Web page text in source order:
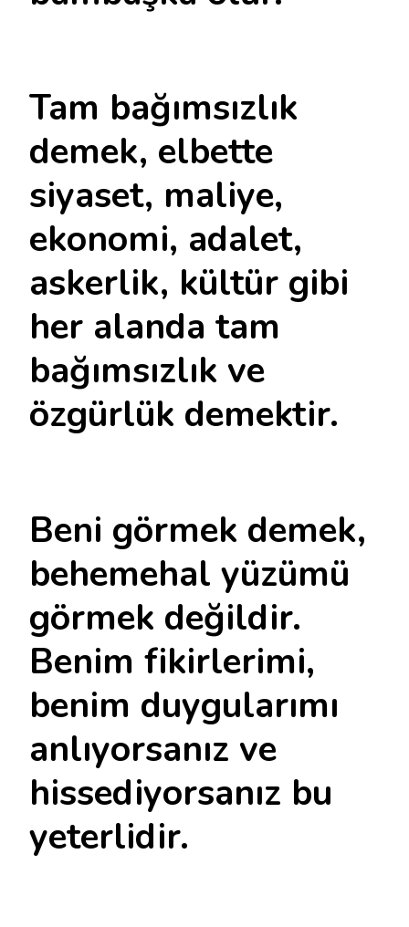
Tam bağımsızlık
demek, elbette
siyaset, maliye,
ekonomi, adalet,
askerlik, kültür gibi
her alanda tam
bağımsızlık ve
özgürlük demektir.
Beni görmek demek,
behemehal yüzümü
görmek değildir.
Benim fikirlerimi,
benim duygularımı
anlıyorsanız ve
hissediyorsanız bu
yeterlidir.